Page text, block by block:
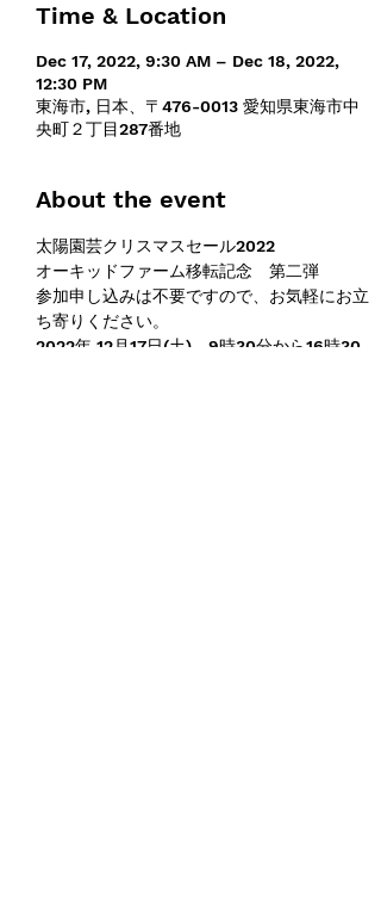
Time & Location
Dec 17, 2022, 9:30 AM – Dec 18, 2022,
12:30 PM
東海市, 日本、〒476-0013 愛知県東海市中
央町２丁目287番地
About the event
太陽園芸クリスマスセール2022
オーキッドファーム移転記念　第二弾
参加申し込みは不要ですので、お気軽にお立
ち寄りください。
2022年 12月17日(土)　9時30分から16時30